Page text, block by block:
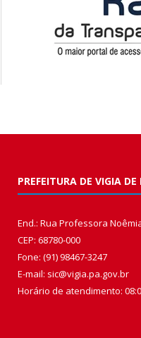
PREFEITURA DE VIGIA DE
End.: Rua Professora
CEP: 68780-000
Fone: (91) 98467-3247
E-mail: sic@vigia.pa.gov.br
Horário de atendimento: